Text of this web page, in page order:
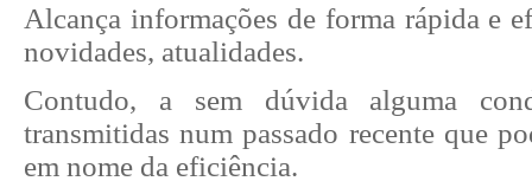
Alcança informações de forma rápida e
novidades, atualidades.
Contudo, a sem dúvida alguma
transmitidas num passado recente que
em nome da eficiência.